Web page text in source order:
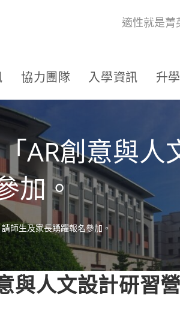
適性就是菁
協力團隊 入學資訊 升
AR創意與人
加。
師生及家長踴躍報名參加。
與人文設計研習